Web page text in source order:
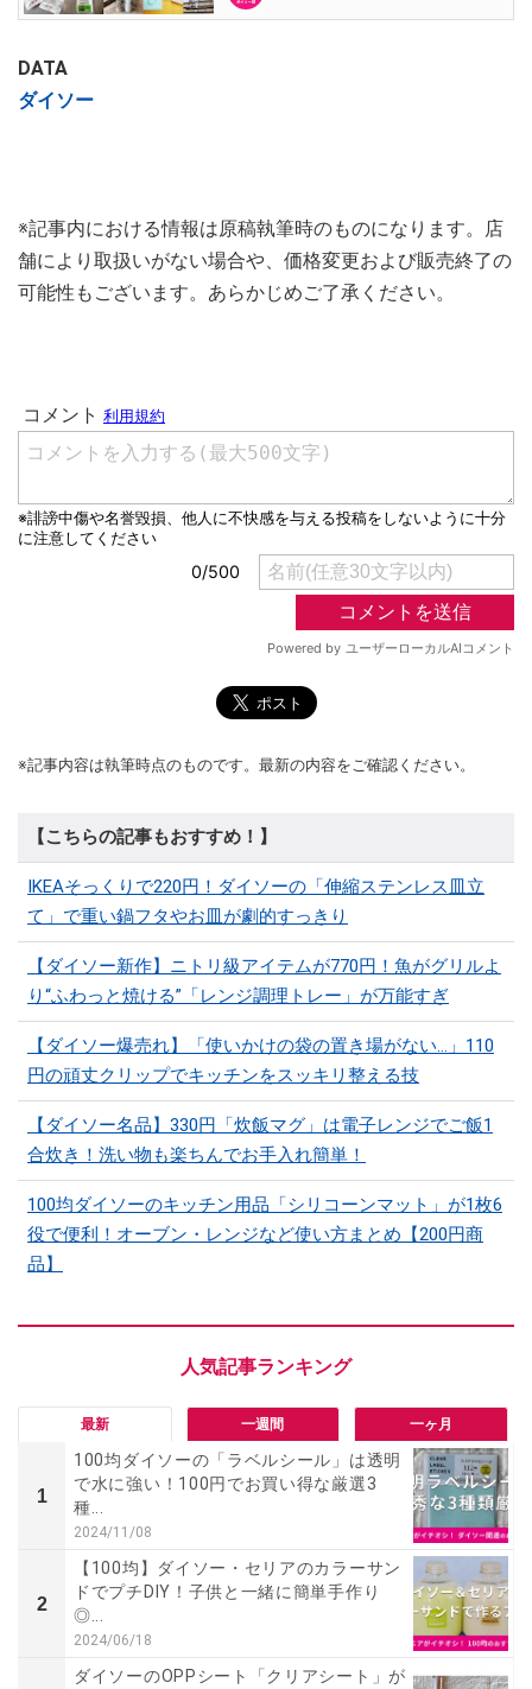
DATA
ダイソー
※記事内における情報は原稿執筆時のものになります。店
舗により取扱いがない場合や、価格変更および販売終了の
可能性もございます。あらかじめご了承ください。
※記事内容は執筆時点のものです。最新の内容をご確認ください。
【こちらの記事もおすすめ！】
IKEAそっくりで220円！ダイソーの「伸縮ステンレス皿立
て」で重い鍋フタやお皿が劇的すっきり
【ダイソー新作】ニトリ級アイテムが770円！魚がグリルよ
り“ふわっと焼ける”「レンジ調理トレー」が万能すぎ
【ダイソー爆売れ】「使いかけの袋の置き場がない…」110
円の頑丈クリップでキッチンをスッキリ整える技
【ダイソー名品】330円「炊飯マグ」は電子レンジでご飯1
合炊き！洗い物も楽ちんでお手入れ簡単！
100均ダイソーのキッチン用品「シリコーンマット」​​が1枚6
役で便利！オーブン・レンジなど使い方まとめ【200円商
品】
最新 一週間 一ヶ月
1
100均ダイソーの「ラベルシール」は透明
で水に強い！100円でお買い得な厳選3
種...
2024/11/08
2
【100均】ダイソー・セリアのカラーサン
ドでプチDIY！子供と一緒に簡単手作り
◎...
2024/06/18
ダイソーのOPPシート「クリアシート」が